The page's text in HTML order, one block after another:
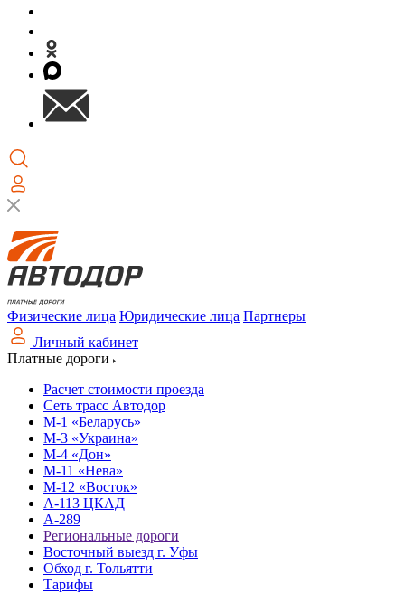
Физические лица Юридические лица Партнеры
Личный кабинет
Платные дороги
Расчет стоимости проезда
Сеть трасс Автодор
М-1 «Беларусь»
М-3 «Украина»
М-4 «Дон»
М-11 «Нева»
М-12 «Восток»
А-113 ЦКАД
А-289
Региональные дороги
Восточный выезд г. Уфы
Обход г. Тольятти
Тарифы